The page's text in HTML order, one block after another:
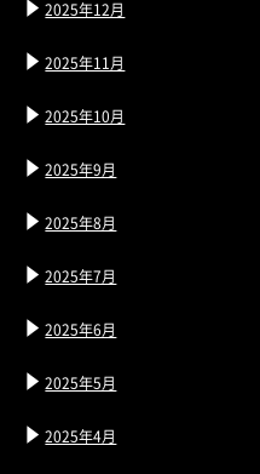
2025年12月
2025年11月
2025年10月
2025年9月
2025年8月
2025年7月
2025年6月
2025年5月
2025年4月